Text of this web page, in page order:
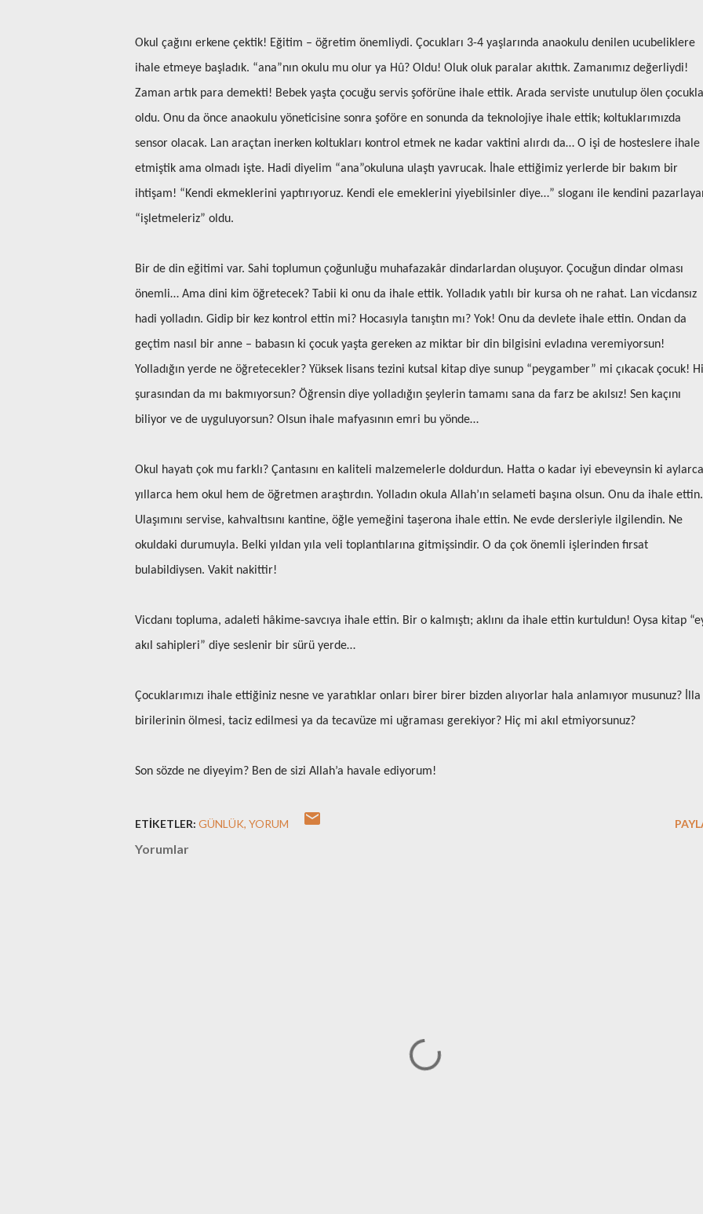
Okul çağını erkene çektik! Eğitim – öğretim önemliydi. Çocukları 3-4 yaşlarında anaokulu denilen ucubeliklere
ihale etmeye başladık. “ana”nın okulu mu olur ya Hû? Oldu! Oluk oluk paralar akıttık. Zamanımız değerliydi!
Zaman artık para demekti! Bebek yaşta çocuğu servis şoförüne ihale ettik. Arada serviste unutulup ölen
oldu. Onu da önce anaokulu yöneticisine sonra şoföre en sonunda da teknolojiye ihale ettik; koltuklarımızda
sensor olacak. Lan araçtan inerken koltukları kontrol etmek ne kadar vaktini alırdı da… O işi de hosteslere ihale
etmiştik ama olmadı işte. Hadi diyelim “ana”okuluna ulaştı yavrucak. İhale ettiğimiz yerlerde bir bakım bir
ihtişam! “Kendi ekmeklerini yaptırıyoruz. Kendi ele emeklerini yiyebilsinler diye…” sloganı ile kendini
“işletmeleriz” oldu.
Bir de din eğitimi var. Sahi toplumun çoğunluğu muhafazakâr dindarlardan oluşuyor. Çocuğun dindar olması
önemli… Ama dini kim öğretecek? Tabii ki onu da ihale ettik. Yolladık yatılı bir kursa oh ne rahat. Lan vicdansız
hadi yolladın. Gidip bir kez kontrol ettin mi? Hocasıyla tanıştın mı? Yok! Onu da devlete ihale ettin. Ondan da
geçtim nasıl bir anne – babasın ki çocuk yaşta gereken az miktar bir din bilgisini evladına veremiyorsun!
Yolladığın yerde ne öğretecekler? Yüksek lisans tezini kutsal kitap diye sunup “peygamber” mi çıkacak çocuk!
şurasından da mı bakmıyorsun? Öğrensin diye yolladığın şeylerin tamamı sana da farz be akılsız! Sen kaçını
biliyor ve de uyguluyorsun? Olsun ihale mafyasının emri bu yönde…
Okul hayatı çok mu farklı? Çantasını en kaliteli malzemelerle doldurdun. Hatta o kadar iyi ebeveynsin ki
yıllarca hem okul hem de öğretmen araştırdın. Yolladın okula Allah’ın selameti başına olsun. Onu da ihale ettin.
Ulaşımını servise, kahvaltısını kantine, öğle yemeğini taşerona ihale ettin. Ne evde dersleriyle ilgilendin. Ne
okuldaki durumuyla. Belki yıldan yıla veli toplantılarına gitmişsindir. O da çok önemli işlerinden fırsat
bulabildiysen. Vakit nakittir!
Vicdanı topluma, adaleti hâkime-savcıya ihale ettin. Bir o kalmıştı; aklını da ihale ettin kurtuldun! Oysa kitap
akıl sahipleri” diye seslenir bir sürü yerde…
Çocuklarımızı ihale ettiğiniz nesne ve yaratıklar onları birer birer bizden alıyorlar hala anlamıyor musunuz? İlla
birilerinin ölmesi, taciz edilmesi ya da tecavüze mi uğraması gerekiyor? Hiç mi akıl etmiyorsunuz?
Son sözde ne diyeyim? Ben de sizi Allah’a havale ediyorum!
ETIKETLER: GÜNLÜK YORUM
Yorumlar